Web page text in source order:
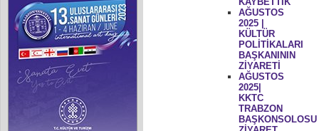
AĞUSTOS
2025 |
KÜLTÜR
POLİTİKALARI
BAŞKANININ
ZİYARETİ
AĞUSTOS
2025|
KKTC
TRABZON
BAŞKONSOLOSU